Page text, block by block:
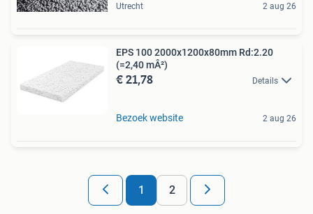
Utrecht 2 aug 26
EPS 100 2000x1200x80mm Rd:2.20
(=2,40 mÂ²)
€ 21,78 Details
Bezoek website 2 aug 26
1 2